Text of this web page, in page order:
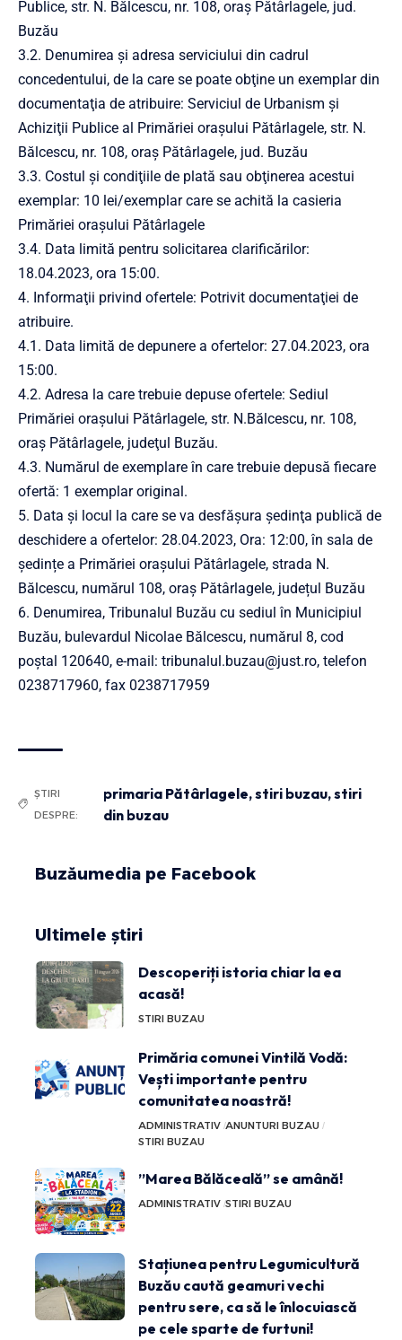
Publice, str. N. Bălcescu, nr. 108, oraș Pătârlagele, jud.
Buzău
3.2. Denumirea şi adresa serviciului din cadrul
concedentului, de la care se poate obţine un exemplar din
documentaţia de atribuire: Serviciul de Urbanism şi
Achiziţii Publice al Primăriei orașului Pătârlagele, str. N.
Bălcescu, nr. 108, oraș Pătârlagele, jud. Buzău
3.3. Costul şi condiţiile de plată sau obţinerea acestui
exemplar: 10 lei/exemplar care se achită la casieria
Primăriei orașului Pătârlagele
3.4. Data limită pentru solicitarea clarificărilor:
18.04.2023, ora 15:00.
4. Informaţii privind ofertele: Potrivit documentaţiei de
atribuire.
4.1. Data limită de depunere a ofertelor: 27.04.2023, ora
15:00.
4.2. Adresa la care trebuie depuse ofertele: Sediul
Primăriei orașului Pătârlagele, str. N.Bălcescu, nr. 108,
oraș Pătârlagele, judeţul Buzău.
4.3. Numărul de exemplare în care trebuie depusă fiecare
ofertă: 1 exemplar original.
5. Data şi locul la care se va desfăşura şedinţa publică de
deschidere a ofertelor: 28.04.2023, Ora: 12:00, în sala de
ședințe a Primăriei orașului Pătârlagele, strada N.
Bălcescu, numărul 108, oraș Pătârlagele, județul Buzău
6. Denumirea, Tribunalul Buzău cu sediul în Municipiul
Buzău, bulevardul Nicolae Bălcescu, numărul 8, cod
poştal 120640, e-mail: tribunalul.buzau@just.ro, telefon
0238717960, fax 0238717959
ȘTIRI
DESPRE:
primaria Pătârlagele,stiri buzau,stiri
din buzau
Buzăumedia pe Facebook
Ultimele știri
Descoperiți istoria chiar la ea
acasă!
STIRI BUZAU
Primăria comunei Vintilă Vodă:
Vești importante pentru
comunitatea noastră!
ADMINISTRATIV ANUNTURI BUZAU
STIRI BUZAU
”Marea Bălăceală” se amână!
ADMINISTRATIV STIRI BUZAU
Stațiunea pentru Legumicultură
Buzău caută geamuri vechi
pentru sere, ca să le înlocuiască
pe cele sparte de furtuni!